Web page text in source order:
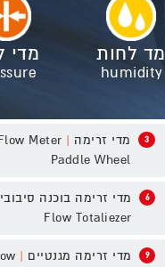
מד לחות
humidity
מדי
3 מדי זרימה Paddle Wheel Flow Meter |
Paddle Wheel
6 מדי זרימה בוכנה
Flow Totaliezer
9 מדי זרימה מגנטיים |